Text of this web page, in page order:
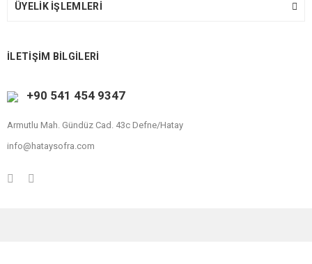
ÜYELİK İŞLEMLERİ
İLETİŞİM BİLGİLERİ
+90 541 454 9347
Armutlu Mah. Gündüz Cad. 43c Defne/Hatay
info@hataysofra.com